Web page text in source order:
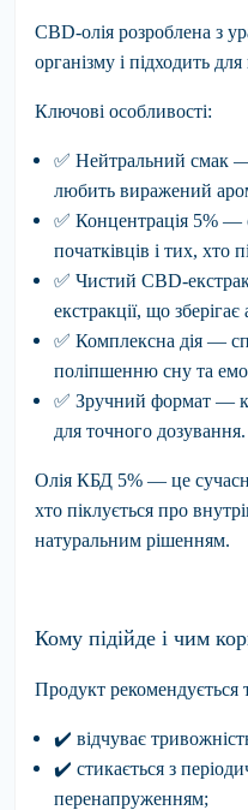
CBD-олія розроблена з
організму і підходить
Ключові особливості:
✅ Нейтральний смак —
любить виражений
✅ Концентрація 5% —
початківців і тих, хто
✅ Чистий CBD-
екстракції, що
✅ Комплексна дія —
поліпшенню сну та
✅ Зручний формат —
для точного дозування.
Олія КБД 5% — це
хто піклується про
натуральним рішенням.
Кому підійде і чим
Продукт рекомендується
✔ відчуває
✔ стикається з
перенапруженням;